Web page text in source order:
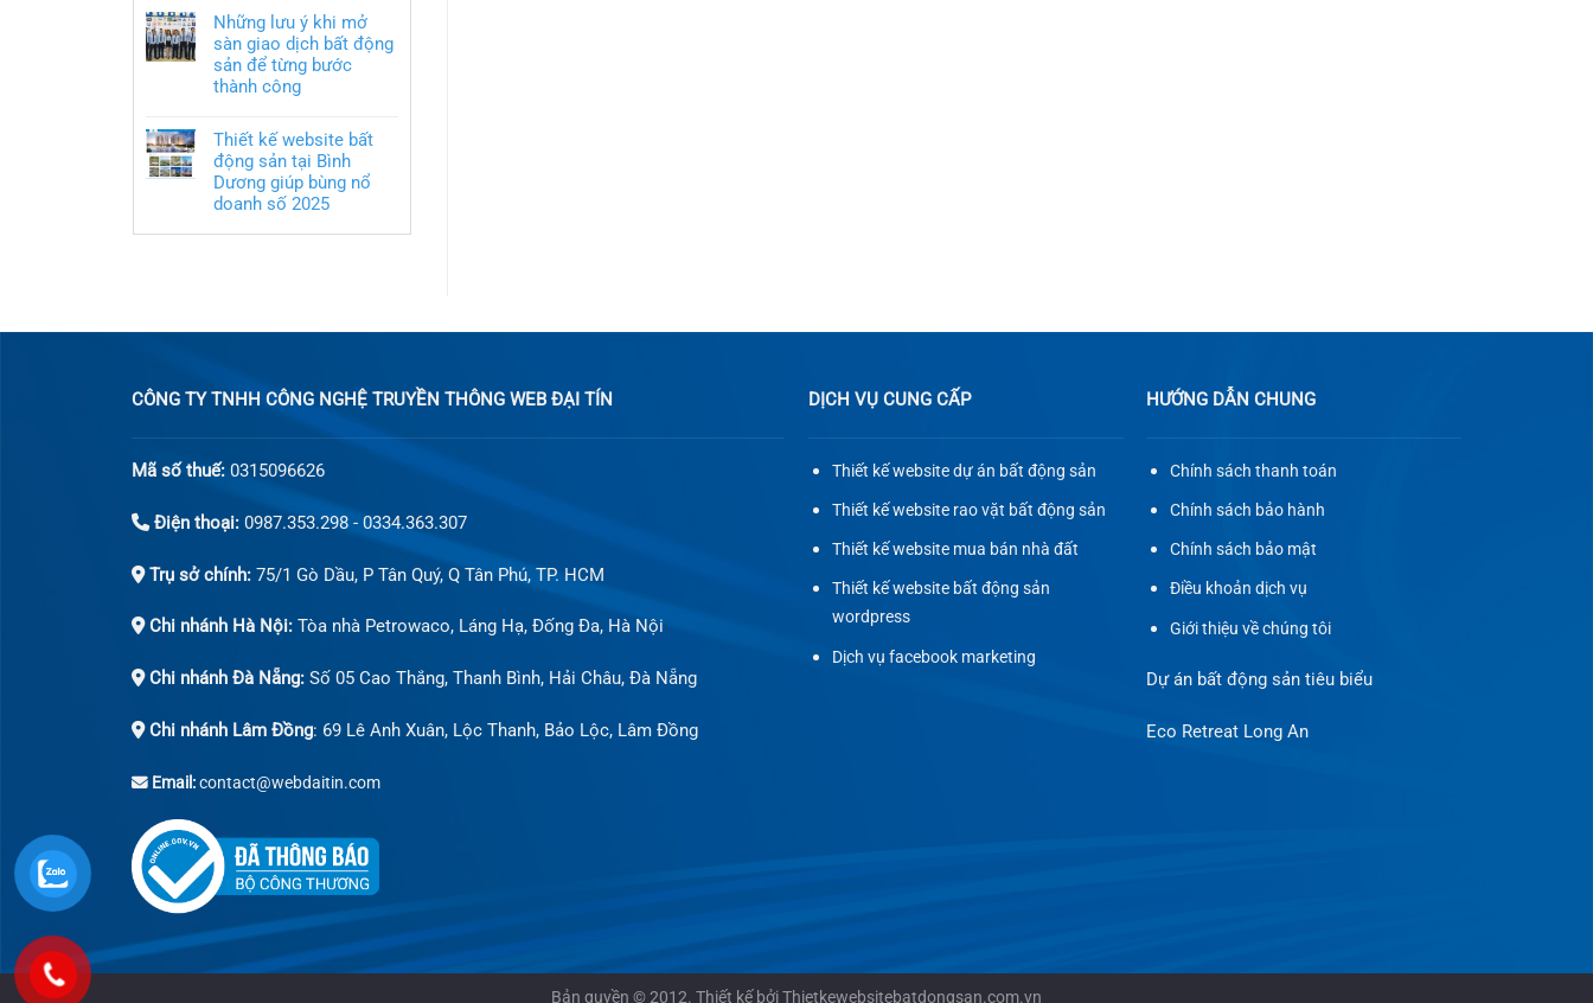
Những lưu ý khi mở
sàn giao dịch bất động
sản để từng bước
thành công
Thiết kế website bất
động sản tại Bình
Dương giúp bùng nổ
doanh số 2025
CÔNG TY TNHH CÔNG NGHỆ TRUYỀN THÔNG WEB ĐẠI TÍN
Mã số thuế:0315096626
Điện thoại:0987.353.298 - 0334.363.307
Trụ sở chính:75/1 Gò Dầu, P Tân Quý, Q Tân Phú, TP. HCM
Chi nhánh Hà Nội:Tòa nhà Petrowaco, Láng Hạ, Đống Đa, Hà Nội
Chi nhánh Đà Nẵng:Số 05 Cao Thắng, Thanh Bình, Hải Châu, Đà Nẵng
Chi nhánh Lâm Đồng: 69 Lê Anh Xuân, Lộc Thanh, Bảo Lộc, Lâm Đồng
Email: contact@webdaitin.com
DỊCH VỤ CUNG CẤP
Thiết kế website dự án bất động sản
Thiết kế website rao vặt bất động sản
Thiết kế website mua bán nhà đất
Thiết kế website bất động sản
wordpress
Dịch vụ facebook marketing
HƯỚNG DẪN CHUNG
Chính sách thanh toán
Chính sách bảo hành
Chính sách bảo mật
Điều khoản dịch vụ
Giới thiệu về chúng tôi
Dự án bất động sản tiêu biểu
Eco Retreat Long An
Bản quyền © 2012. Thiết kế bởi Thietkewebsitebatdongsan.com.vn